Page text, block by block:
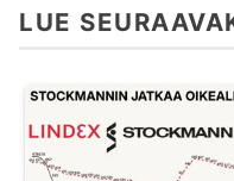
LUE